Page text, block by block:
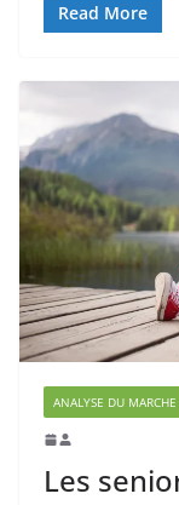
Read More
ANALYSE DU MARCHE
Les